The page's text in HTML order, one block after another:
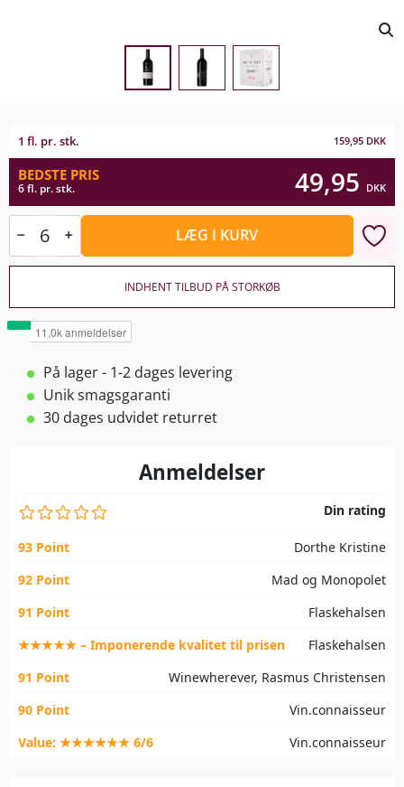
1 fl. pr. stk. 159,95 DKK
BEDSTE PRIS
6 fl. pr. stk. 49,95 DKK
LÆG I KURV
INDHENT TILBUD PÅ STORKØB
På lager - 1-2 dages levering
Unik smagsgaranti
30 dages udvidet returret
Anmeldelser
Din rating
93 Point
Dorthe Kristine
92 Point
Mad og Monopolet
91 Point
Flaskehalsen
★★★★★ – Imponerende kvalitet til prisen
Flaskehalsen
91 Point
Winewherever, Rasmus Christensen
90 Point
Vin.connaisseur
Value: ★★★★★★ 6/6
Vin.connaisseur